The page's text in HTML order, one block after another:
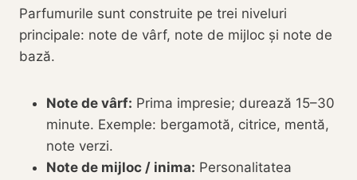
Parfumurile sunt construite pe trei niveluri
principale: note de vârf, note de mijloc și note de
bază.
Note de vârf: Prima impresie; durează 15–30
minute. Exemple: bergamotă, citrice, mentă,
note verzi.
Note de mijloc / inima: Personalitatea